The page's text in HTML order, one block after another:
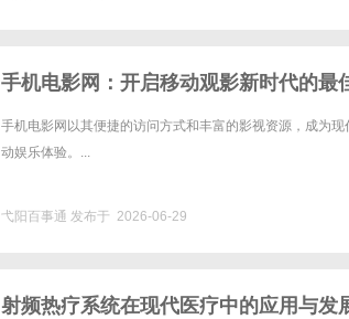
手机电影网：开启移动观影新时代的最
手机电影网以其便捷的访问方式和丰富的影视资源，成为
动娱乐体验。...
弋阳百事通 发布于 2026-06-29
射频热疗系统在现代医疗中的应用与发